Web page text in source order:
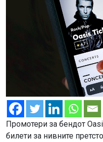
Промотери за бендот
билети за нивните